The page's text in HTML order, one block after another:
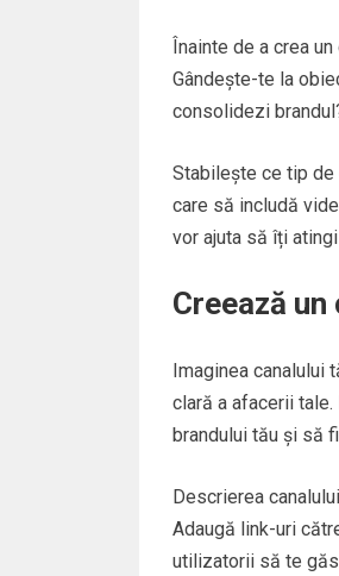
Înainte de a crea
Gândește-te la
consolidezi
Stabilește ce tip
care să includă
vor ajuta să îți
Creează
Imaginea canalului
clară a afacerii
brandului tău și să
Descrierea
Adaugă link-uri
utilizatorii să te